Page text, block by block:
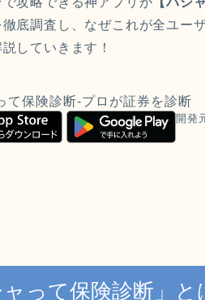
底調査し、なぜこれが全ユー
していきます！
て保険診断-プロが証券を診断
開発
って保険診断」と